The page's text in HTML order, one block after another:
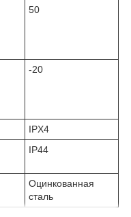
50
-20
IPX4
IP44
Оцинкованная
сталь